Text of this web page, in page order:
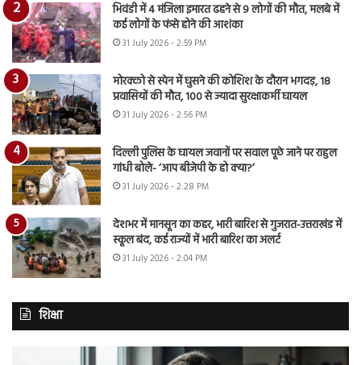
भिवंडी में 4 मंजिला इमारत ढहने से 9 लोगों की मौत, मलबे में
कई लोगों के फंसे होने की आशंका
31 July 2026 - 2:59 PM
मोरक्को से स्पेन में घुसने की कोशिश के दौरान भगदड़, 18
प्रवासियों की मौत, 100 से ज्यादा सुरक्षाकर्मी घायल
31 July 2026 - 2:56 PM
दिल्ली पुलिस के घायल जवानों पर सवाल पूछे जाने पर राहुल
गांधी बोले- ‘आप बीजेपी के हो क्या?’
31 July 2026 - 2:28 PM
देशभर में मानसून का कहर, भारी बारिश से गुजरात-उत्तराखंड में
स्कूल बंद, कई राज्यों में भारी बारिश का अलर्ट
31 July 2026 - 2:04 PM
शिक्षा